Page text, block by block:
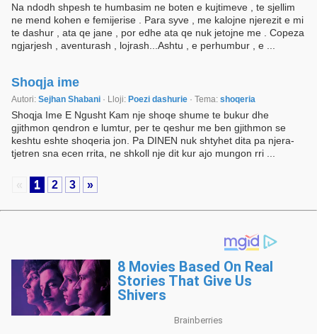
Na ndodh shpesh te humbasim ne boten e kujtimeve , te sjellim
ne mend kohen e femijerise . Para syve , me kalojne njerezit e mi
te dashur , ata qe jane , por edhe ata qe nuk jetojne me . Copeza
ngjarjesh , aventurash , lojrash...Ashtu , e perhumbur , e ...
Shoqja ime
Autori: Sejhan Shabani · Lloji: Poezi dashurie · Tema: shoqeria
Shoqja Ime E Ngusht Kam nje shoqe shume te bukur dhe
gjithmon qendron e lumtur, per te qeshur me ben gjithmon se
keshtu eshte shoqeria jon. Pa DINEN nuk shtyhet dita pa njera-
tjetren sna ecen rrita, ne shkoll nje dit kur ajo mungon rri ...
« 1 2 3 »